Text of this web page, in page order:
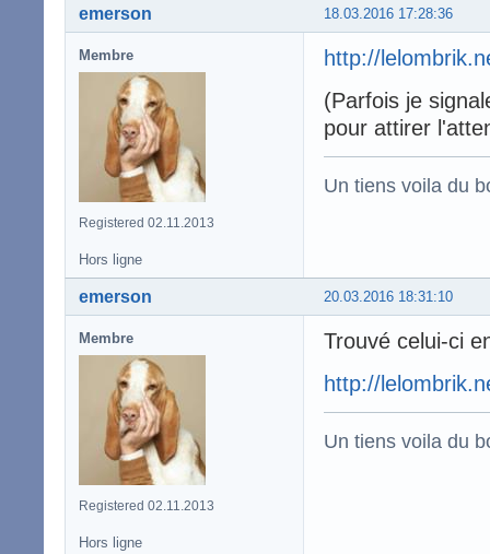
18.03.2016 17:28:36
emerson
Membre
Registered 02.11.2013
http://
(Parfois je
pour attirer
Un tiens voila du
Hors ligne
20.03.2016 18:31:10
emerson
Membre
Registered 02.11.2013
Trouvé celui-ci
http://
Un tiens voila du
Hors ligne